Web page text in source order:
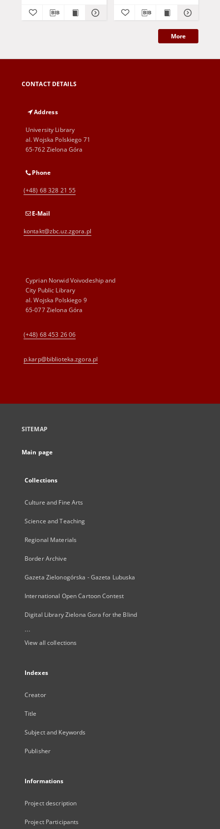
More
CONTACT DETAILS
Address
University Library
al. Wojska Polskiego 71
65-762 Zielona Góra
Phone
(+48) 68 328 21 55
E-Mail
kontakt@zbc.uz.zgora.pl
Cyprian Norwid Voivodeship and
City Public Library
al. Wojska Polskiego 9
65-077 Zielona Góra
(+48) 68 453 26 06
p.karp@biblioteka.zgora.pl
SITEMAP
Main page
Collections
Culture and Fine Arts
Science and Teaching
Regional Materials
Border Archive
Gazeta Zielonogórska - Gazeta Lubuska
International Open Cartoon Contest
Digital Library Zielona Gora for the Blind
...
View all collections
Indexes
Creator
Title
Subject and Keywords
Publisher
Informations
Project description
Project Participants